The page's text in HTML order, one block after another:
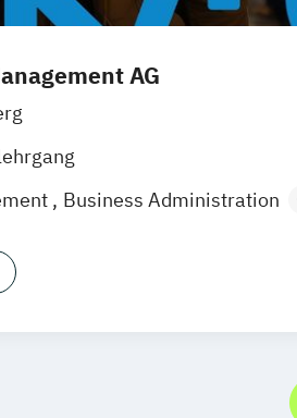
AG
Business Administration
Versicherungsmanagement